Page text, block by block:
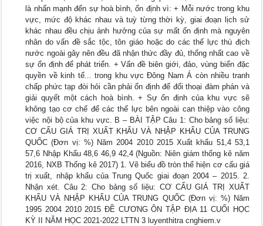
là nhấn mạnh đến sự hoà bình, ổn định vì: + Mỗi nước trong khu
vực, mức độ khác nhau và tuỳ từng thời kỳ, giai đoạn lịch sử
khác nhau đều chịu ảnh hưởng của sự mất ổn định mà nguyên
nhân do vấn đề sắc tộc, tôn giáo hoặc do các thế lực thù địch
nước ngoài gây nên đều đã nhận thức đầy đủ, thống nhất cao về
sự ổn định để phát triển. + Vấn đề biên giới, đảo, vùng biển đặc
quyền về kinh tế... trong khu vực Đông Nam Á còn nhiều tranh
chấp phức tạp đòi hỏi cần phải ổn định để đối thoại đàm phán và
giải quyết một cách hoà bình. + Sự ổn định của khu vực sẽ
không tạo cơ chế để các thế lực bên ngoài can thiệp vào công
việc nội bộ của khu vực. B – BÀI TẬP Câu 1: Cho bảng số liệu:
CƠ CẤU GIÁ TRỊ XUẤT KHẨU VÀ NHẬP KHẨU CỦA TRUNG
QUỐC (Đơn vị: %) Năm 2004 2010 2015 Xuất khẩu 51,4 53,1
57,6 Nhập Khẩu 48,6 46,9 42,4 (Nguồn: Niên giám thống kê năm
2016, NXB Thống kê 2017) 1. Vẽ biểu đồ tròn thể hiện cơ cấu giá
trị xuất, nhập khẩu của Trung Quốc giai đoạn 2004 – 2015. 2.
Nhận xét. Câu 2: Cho bảng số liệu: CƠ CẤU GIÁ TRỊ XUẤT
KHẨU VÀ NHẬP KHẨU CỦA TRUNG QUỐC (Đơn vị: %) Năm
1995 2004 2010 2015 ĐỀ CƯƠNG ÔN TẬP ĐỊA 11 CUỐI HỌC
KỲ II NĂM HỌC 2021-2022 LTTN 3 luyenthitra cnghiem.v